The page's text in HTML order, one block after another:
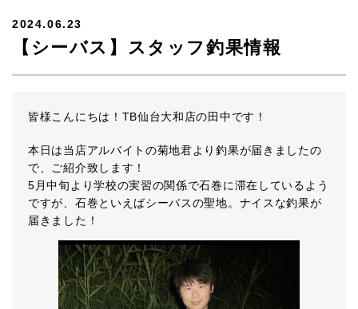
2024.06.23
【シーバス】スタッフ釣果情報
皆様こんにちは！TB仙台大和店の田中です！
本日は当店アルバイトの菊地君より釣果が届きましたの
で、ご紹介致します！
5月中旬より学校の実習の関係で石巻に滞在しているよう
ですが、石巻といえばシーバスの聖地。ナイスな釣果が
届きました！